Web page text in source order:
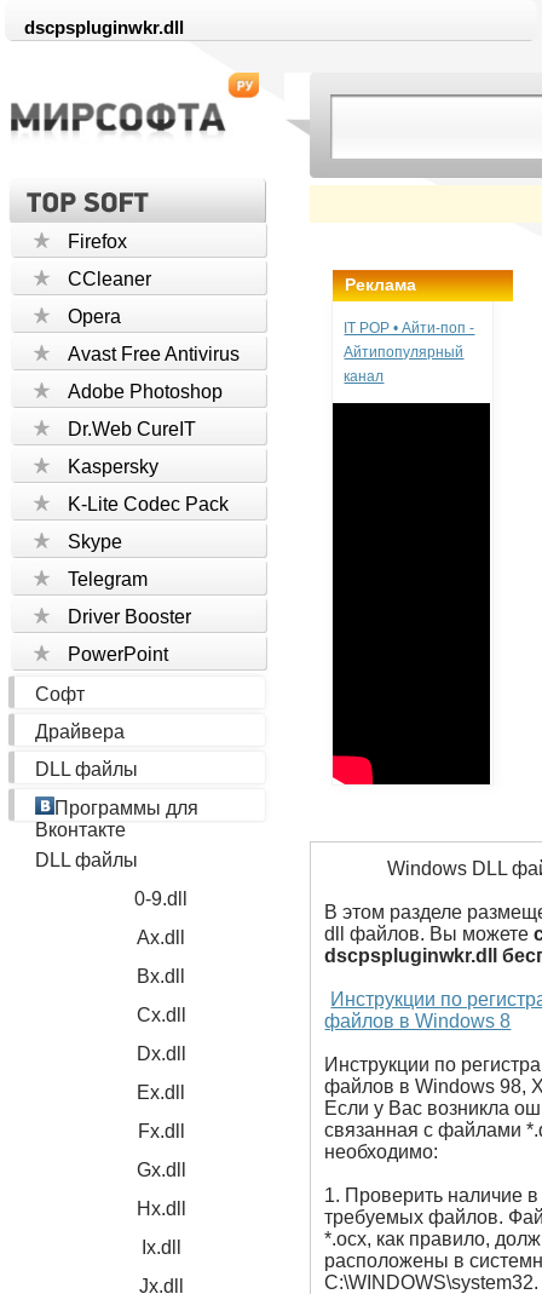
dscpspluginwkr.dll
Firefox
CCleaner
Opera
Avast Free Antivirus
Adobe Photoshop
Dr.Web CureIT
Kaspersky
K-Lite Codec Pack
Skype
Telegram
Driver Booster
PowerPoint
Софт
Драйвера
DLL файлы
Программы для
Вконтакте
DLL файлы
0-9.dll
Ax.dll
Bx.dll
Cx.dll
Dx.dll
Ex.dll
Fx.dll
Gx.dll
Hx.dll
Ix.dll
Jx.dll
Реклама
IT POP • Айти-поп -
Айтипопулярный
канал
Windows DLL
В этом разделе
dll файлов. Вы можете
dscpspluginwkr.dll
Инструкции по
файлов в Windows 8
Инструкции по
файлов в Windows 98,
Если у Вас возникла
связанная с файлами
необходимо:
1. Проверить наличие
требуемых файлов.
*.ocx, как правило,
расположены в
C:\WINDOWS\system32.